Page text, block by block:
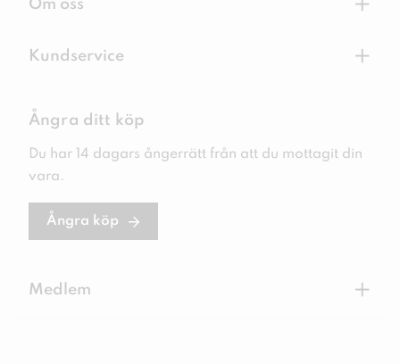
Om oss +
Kundservice +
Ångra ditt köp
Du har 14 dagars ångerrätt från att du mottagit din
vara.
Ångra köp
Medlem +